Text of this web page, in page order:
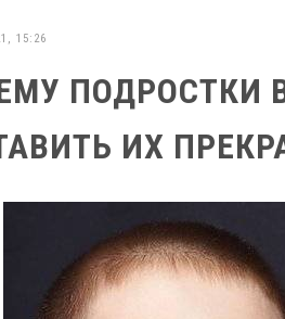
15:26
ПОДРОСТКИ
ИХ